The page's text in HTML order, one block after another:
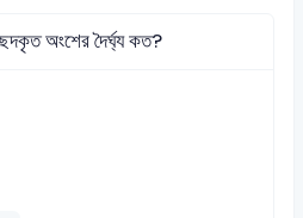
অংশের দৈর্ঘ্য কত?